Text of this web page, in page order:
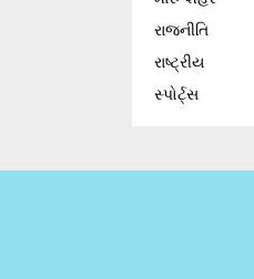
રાજનીતિ
રાષ્ટ્રીય
સ્પોર્ટ્સ